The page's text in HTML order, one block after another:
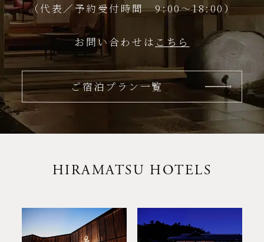
（代表／予約受付時間 9:00～18:00）
お問い合わせは こちら
ご宿泊プラン一覧
HIRAMATSU HOTELS